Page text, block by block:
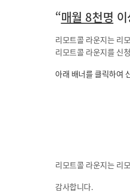
“매월 8천명
리모트콜 라운지는 리
리모트콜 라운지를 신
아래 배너를 클릭하여
리모트콜 라운지는 리
감사합니다.